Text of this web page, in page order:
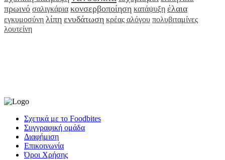
πρωινό σαλιγκάρια κονσερβοποίηση κατάψυξη έλαια
εγκυμοσύνη λίπη ενυδάτωση κρέας αλόγου πολυβιταμίνες
λουτείνη
Σχετικά με το Foodbites
Συγγραφική ομάδα
Διαφήμιση
Επικοινωνία
Όροι Χρήσης